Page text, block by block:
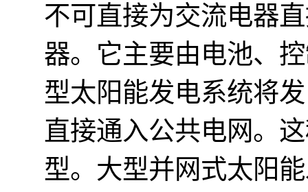
不可直接为交流电器
器。它主要由电池、
型太阳能发电系统将
直接通入公共电网。
型。大型并网式太阳